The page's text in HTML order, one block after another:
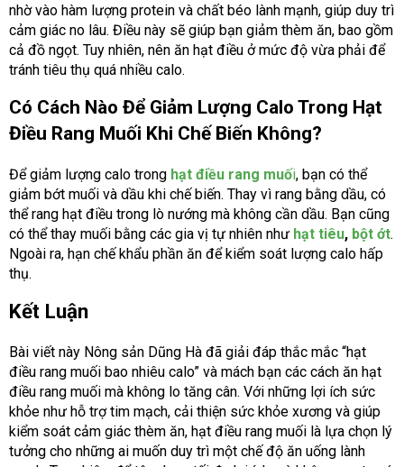
nhờ vào hàm lượng protein và chất béo lành mạnh, giúp duy trì
cảm giác no lâu. Điều này sẽ giúp bạn giảm thèm ăn, bao gồm
cả đồ ngọt. Tuy nhiên, nên ăn hạt điều ở mức độ vừa phải để
tránh tiêu thụ quá nhiều calo.
Có Cách Nào Để Giảm Lượng Calo Trong Hạt
Điều Rang Muối Khi Chế Biến Không?
Để giảm lượng calo trong hạt điều rang muối, bạn có thể
giảm bớt muối và dầu khi chế biến. Thay vì rang bằng dầu, có
thể rang hạt điều trong lò nướng mà không cần dầu. Bạn cũng
có thể thay muối bằng các gia vị tự nhiên như hạt tiêu, bột ớt.
Ngoài ra, hạn chế khẩu phần ăn để kiểm soát lượng calo hấp
thụ.
Kết Luận
Bài viết này Nông sản Dũng Hà đã giải đáp thắc mắc “hạt
điều rang muối bao nhiêu calo” và mách bạn các cách ăn hạt
điều rang muối mà không lo tăng cân. Với những lợi ích sức
khỏe như hỗ trợ tim mạch, cải thiện sức khỏe xương và giúp
kiểm soát cảm giác thèm ăn, hạt điều rang muối là lựa chọn lý
tưởng cho những ai muốn duy trì một chế độ ăn uống lành